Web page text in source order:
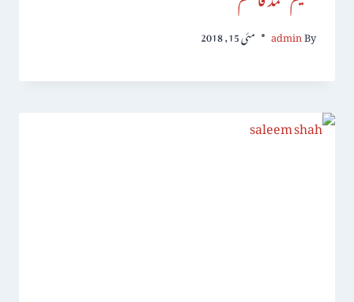
By
admin مئی 15, 2018